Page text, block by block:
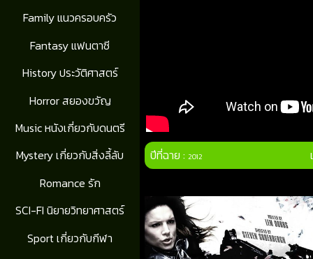
Family แนวครอบครัว
Fantasy แฟนตาซี
History ประวัติศาสตร์
Horror สยองขวัญ
Music หนังเกี่ยวกับดนตรี
Mystery เกี่ยวกับสิ่งลี้ลับ
Romance รัก
SCI-FI นิยายวิทยาศาสตร์
Sport เกี่ยวกับกีฬา
ปีที่ฉาย :2012